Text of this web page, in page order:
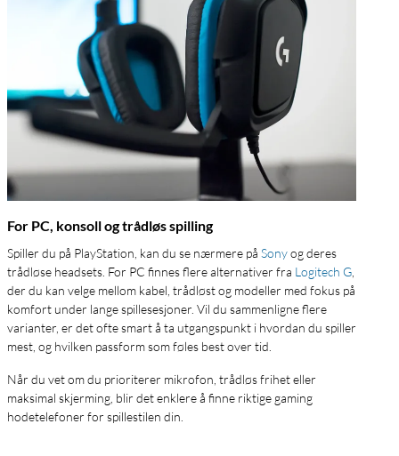
For PC, konsoll og trådløs spilling
Spiller du på PlayStation, kan du se nærmere på Sonyog deres
trådløse headsets. For PC finnes flere alternativer fra Logitech G
der du kan velge mellom kabel, trådløst og modeller med fokus på
komfort under lange spillesesjoner. Vil du sammenligne flere
varianter, er det ofte smart å ta utgangspunkt i hvordan du spiller
mest, og hvilken passform som føles best over tid.
Når du vet om du prioriterer mikrofon, trådløs frihet eller
maksimal skjerming, blir det enklere å finne riktige gaming
hodetelefoner for spillestilen din.